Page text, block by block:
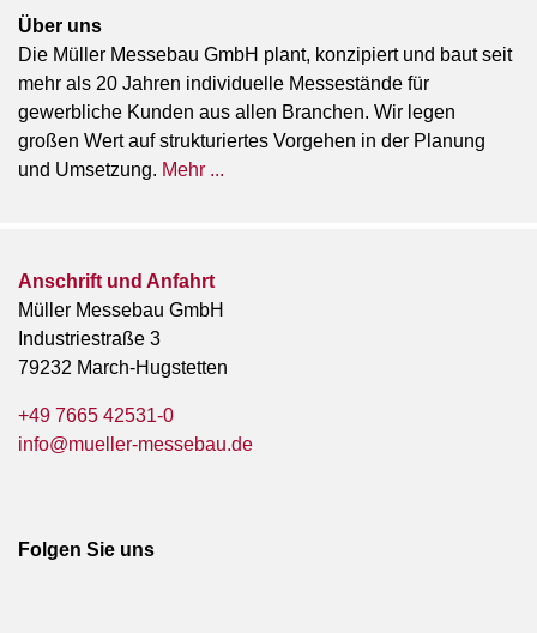
Über uns
Die Müller Messebau GmbH plant, konzipiert und baut seit
mehr als 20 Jahren individuelle Messestände für
gewerbliche Kunden aus allen Branchen. Wir legen
großen Wert auf strukturiertes Vorgehen in der Planung
und Umsetzung. Mehr ...
Anschrift und Anfahrt
Müller Messebau GmbH
Industriestraße 3
79232 March-Hugstetten
+49 7665 42531-0
info@mueller-messebau.de
Folgen Sie uns